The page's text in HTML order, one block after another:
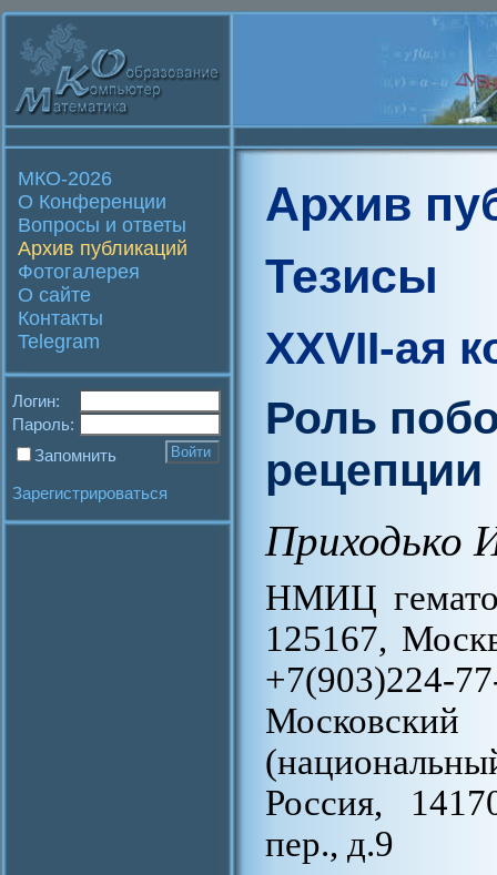
МКО-2026
О Конференции
Вопросы и ответы
Архив публикаций
Фотогалерея
О сайте
Контакты
Telegram
Логин:
Пароль:
Запомнить
Зарегистрироваться
Архив
Тезисы
XXVII-ая
Роль
рецепции
Приходько
НМИЦ
125167,
+7(903)224-
Московский
Россия,
пер., д.9